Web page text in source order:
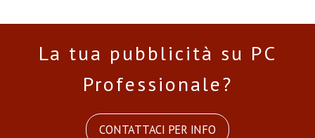
La tua pubblicità su PC
Professionale?
CONTATTACI PER INFO